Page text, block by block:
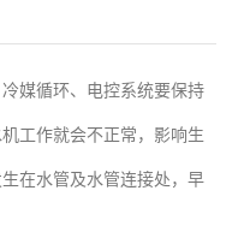
媒循环、电控系统要保持
工作就会不正常，影响生
在水管及水管连接处，早